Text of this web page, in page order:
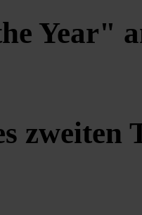
Year"
zweiten